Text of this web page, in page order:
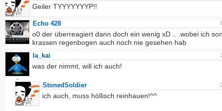
Geiler TYYYYYYYP!!
Echo 428
o0 der überreagiert dann doch ein wenig xD .. .wobei ich
krassen regenbogen auch noch nie gesehen hab
la_kai
was der nimmt, will ich auch!
StonedSoldier
ich auch, muss höllisch reinhauen!^^